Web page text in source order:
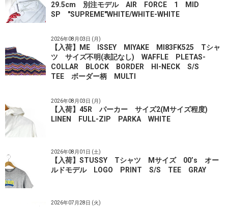
29.5cm 別注モデル AIR FORCE 1 MID
SP "SUPREME"WHITE/WHITE-WHITE
2026年08月03日 (月)
【入荷】ME ISSEY MIYAKE MI83FK525 Tシャ
ツ サイズ不明(表記なし) WAFFLE PLETAS-
COLLAR BLOCK BORDER HI-NECK S/S
TEE ボーダー柄 MULTI
2026年08月03日 (月)
【入荷】45R パーカー サイズ2(Mサイズ程度)
LINEN FULL-ZIP PARKA WHITE
2026年08月01日 (土)
【入荷】STUSSY Tシャツ Mサイズ 00’s オー
ルドモデル LOGO PRINT S/S TEE GRAY
2026年07月28日 (火)